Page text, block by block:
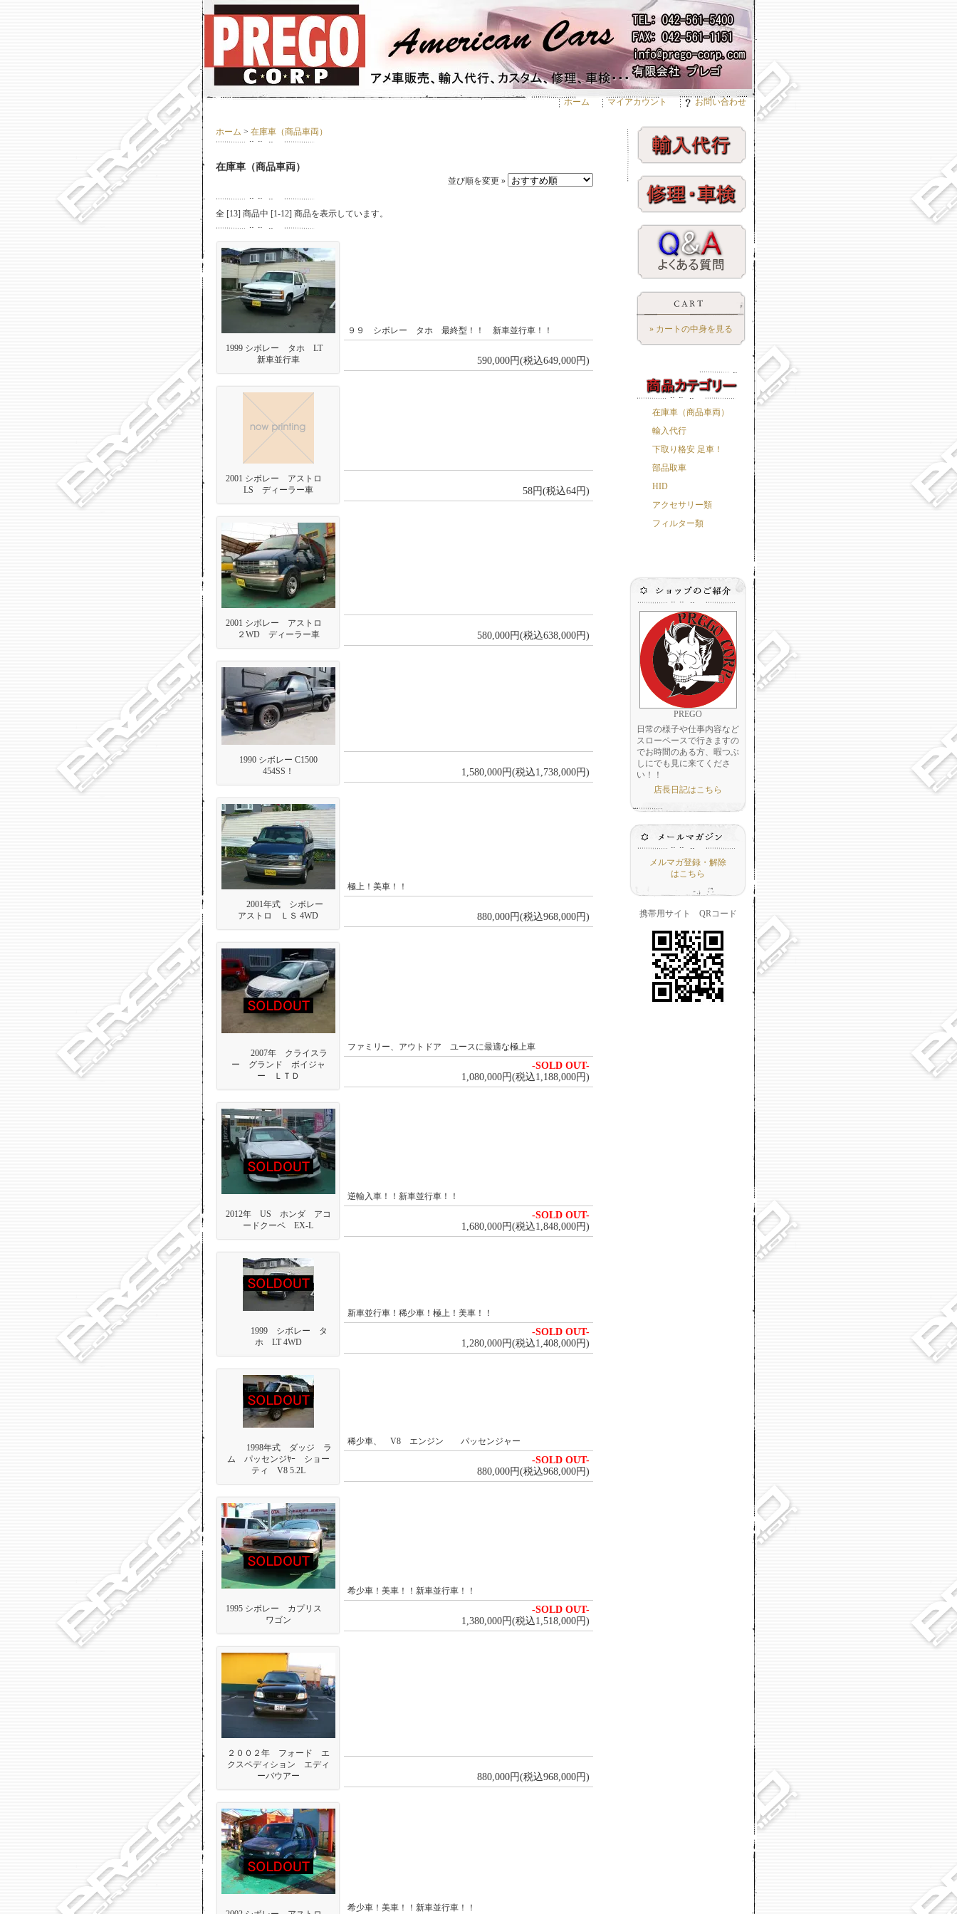
ホーム マイアカウント お問い合わせ
ホーム > 在庫車（商品車両）
在庫車（商品車両）
並び順を変更 »
全 [13] 商品中 [1-12] 商品を表示しています。
1999 シボレー タホ LT
新車並行車
９９ シボレー タホ 最終型！！ 新車並行車！！
590,000円(税込649,000円)
2001 シボレー アストロ
LS ディーラー車
58円(税込64円)
2001 シボレー アストロ
２WD ディーラー車
580,000円(税込638,000円)
1990 シボレー C1500
454SS！
1,580,000円(税込1,738,000円)
2001年式 シボレー
アストロ ＬＳ 4WD
極上！美車！！
880,000円(税込968,000円)
2007年 クライスラ
ー グランド ボイジャ
ー ＬＴＤ
ファミリー、アウトドア ユースに最適な極上車
-SOLD OUT-
1,080,000円(税込1,188,000円)
2012年 US ホンダ アコ
ードクーペ EX-L
逆輸入車！！新車並行車！！
-SOLD OUT-
1,680,000円(税込1,848,000円)
1999 シボレー タ
ホ LT 4WD
新車並行車！稀少車！極上！美車！！
-SOLD OUT-
1,280,000円(税込1,408,000円)
1998年式 ダッジ ラ
ム パッセンジﾔｰ ショー
ティ V8 5.2L
稀少車、 V8 エンジン パッセンジャー
-SOLD OUT-
880,000円(税込968,000円)
1995 シボレー カプリス
ワゴン
希少車！美車！！新車並行車！！
-SOLD OUT-
1,380,000円(税込1,518,000円)
２００２年 フォード エ
クスペディション エディ
ーバウアー
880,000円(税込968,000円)
希少車！美車！！新車並行車！！
» カートの中身を見る
在庫車（商品車両）
輸入代行
下取り格安 足車！
部品取車
HID
アクセサリー類
フィルター類
PREGO
日常の様子や仕事内容など
スローペースで行きますの
でお時間のある方、暇つぶ
しにでも見に来てくださ
い！！
店長日記はこちら
メルマガ登録・解除
はこちら
携帯用サイト QRコード